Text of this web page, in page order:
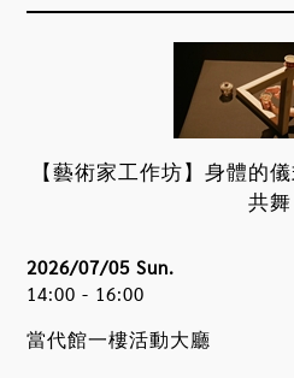
【藝術家工作坊】身體的
共舞
當代館一樓活動大廳
2026/07/05 Sun.
14:00 - 16:00